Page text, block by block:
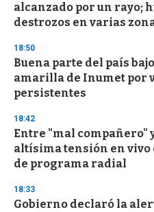
alcanzado por un rayo;
destrozos en varias
18:50
Buena parte del país
amarilla de Inumet por
persistentes
18:42
Entre "mal compañero"
altísima tensión en
de programa radial
18:33
Gobierno declaró la